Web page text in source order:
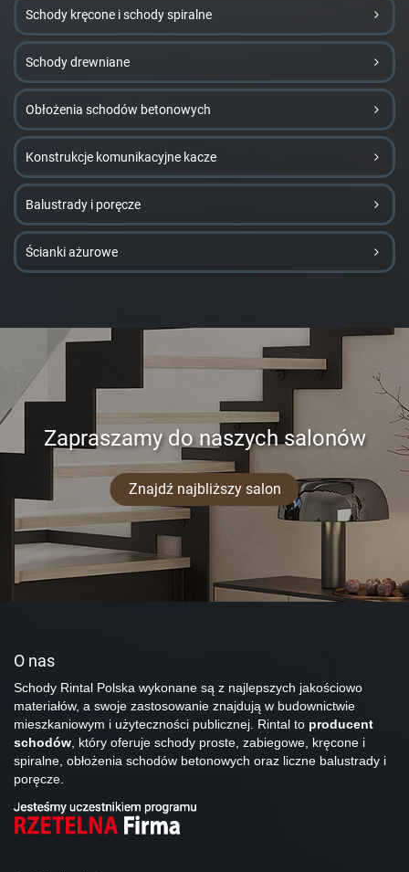
Schody kręcone i schody spiralne
Schody drewniane
Obłożenia schodów betonowych
Konstrukcje komunikacyjne kacze
Balustrady i poręcze
Ścianki ażurowe
Zapraszamy do naszych salonów
Znajdź najbliższy salon
O nas
Schody Rintal Polska wykonane są z najlepszych jakościowo
materiałów, a swoje zastosowanie znajdują w budownictwie
mieszkaniowym i użyteczności publicznej. Rintal to producent
schodów, który oferuje schody proste, zabiegowe, kręcone i
spiralne, obłożenia schodów betonowych oraz liczne balustrady i
poręcze.